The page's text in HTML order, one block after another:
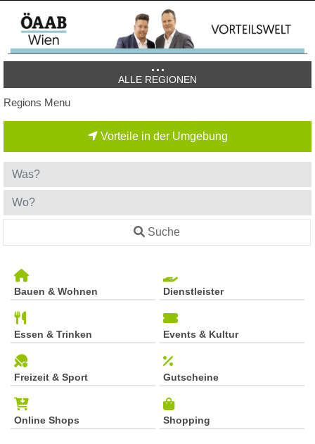
ALLE REGIONEN
Regions Menu
Vorteile in der Umgebung
Suche
Bauen & Wohnen Dienstleister
Essen & Trinken Events & Kultur
Freizeit & Sport Gutscheine
Online Shops Shopping